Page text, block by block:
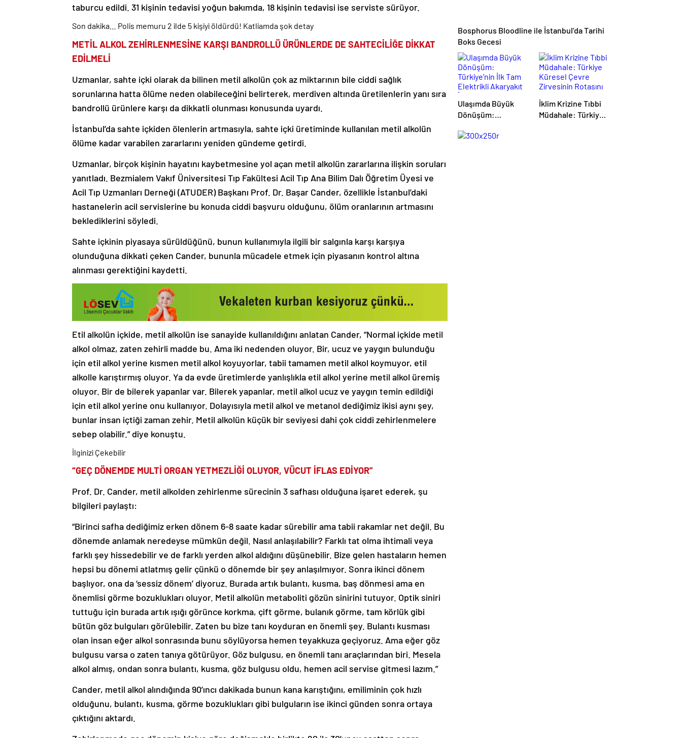
taburcu edildi. 31 kişinin tedavisi yoğun bakımda, 18 kişinin tedavisi ise serviste sürüyor.
Son dakika… Polis memuru 2 ilde 5 kişiyi öldürdü! Katliamda şok detay
METİL ALKOL ZEHİRLENMESİNE KARŞI BANDROLLÜ ÜRÜNLERDE DE SAHTECİLİĞE DİKKAT
EDİLMELİ
Uzmanlar, sahte içki olarak da bilinen metil alkolün çok az miktarının bile ciddi sağlık
sorunlarına hatta ölüme neden olabileceğini belirterek, merdiven altında üretilenlerin yanı sıra
bandrollü ürünlere karşı da dikkatli olunması konusunda uyardı.
İstanbul’da sahte içkiden ölenlerin artmasıyla, sahte içki üretiminde kullanılan metil alkolün
ölüme kadar varabilen zararlarını yeniden gündeme getirdi.
Uzmanlar, birçok kişinin hayatını kaybetmesine yol açan metil alkolün zararlarına ilişkin soruları
yanıtladı. Bezmialem Vakıf Üniversitesi Tıp Fakültesi Acil Tıp Ana Bilim Dalı Öğretim Üyesi ve
Acil Tıp Uzmanları Derneği (ATUDER) Başkanı Prof. Dr. Başar Cander, özellikle İstanbul’daki
hastanelerin acil servislerine bu konuda ciddi başvuru olduğunu, ölüm oranlarının artmasını
beklediklerini söyledi.
Sahte içkinin piyasaya sürüldüğünü, bunun kullanımıyla ilgili bir salgınla karşı karşıya
olunduğuna dikkati çeken Cander, bununla mücadele etmek için piyasanın kontrol altına
alınması gerektiğini kaydetti.
Etil alkolün içkide, metil alkolün ise sanayide kullanıldığını anlatan Cander, “Normal içkide metil
alkol olmaz, zaten zehirli madde bu. Ama iki nedenden oluyor. Bir, ucuz ve yaygın bulunduğu
için etil alkol yerine kısmen metil alkol koyuyorlar, tabii tamamen metil alkol koymuyor, etil
alkolle karıştırmış oluyor. Ya da evde üretimlerde yanlışlıkla etil alkol yerine metil alkol üremiş
oluyor. Bir de bilerek yapanlar var. Bilerek yapanlar, metil alkol ucuz ve yaygın temin edildiği
için etil alkol yerine onu kullanıyor. Dolayısıyla metil alkol ve metanol dediğimiz ikisi aynı şey,
bunlar insan içtiği zaman zehir. Metil alkolün küçük bir seviyesi dahi çok ciddi zehirlenmelere
sebep olabilir.” diye konuştu.
İlginizi Çekebilir
“GEÇ DÖNEMDE MULTİ ORGAN YETMEZLİĞİ OLUYOR, VÜCUT İFLAS EDİYOR”
Prof. Dr. Cander, metil alkolden zehirlenme sürecinin 3 safhası olduğuna işaret ederek, şu
bilgileri paylaştı:
“Birinci safha dediğimiz erken dönem 6-8 saate kadar sürebilir ama tabii rakamlar net değil. Bu
dönemde anlamak neredeyse mümkün değil. Nasıl anlaşılabilir? Farklı tat olma ihtimali veya
farklı şey hissedebilir ve de farklı yerden alkol aldığını düşünebilir. Bize gelen hastaların hemen
hepsi bu dönemi atlatmış gelir çünkü o dönemde bir şey anlaşılmıyor. Sonra ikinci dönem
başlıyor, ona da ‘sessiz dönem’ diyoruz. Burada artık bulantı, kusma, baş dönmesi ama en
önemlisi görme bozuklukları oluyor. Metil alkolün metaboliti gözün sinirini tutuyor. Optik siniri
tuttuğu için burada artık ışığı görünce korkma, çift görme, bulanık görme, tam körlük gibi
bütün göz bulguları görülebilir. Zaten bu bize tanı koyduran en önemli şey. Bulantı kusması
olan insan eğer alkol sonrasında bunu söylüyorsa hemen teyakkuza geçiyoruz. Ama eğer göz
bulgusu varsa o zaten tanıya götürüyor. Göz bulgusu, en önemli tanı araçlarından biri. Mesela
alkol almış, ondan sonra bulantı, kusma, göz bulgusu oldu, hemen acil servise gitmesi lazım.”
Cander, metil alkol alındığında 90’ıncı dakikada bunun kana karıştığını, emiliminin çok hızlı
olduğunu, bulantı, kusma, görme bozuklukları gibi bulguların ise ikinci günden sonra ortaya
çıktığını aktardı.
Bosphorus Bloodline ile İstanbul’da Tarihi
Boks Gecesi
Ulaşımda Büyük
Dönüşüm:
Elektrikli Akaryakıt
İklim Krizine Tıbbi
Müdahale: Türkiye